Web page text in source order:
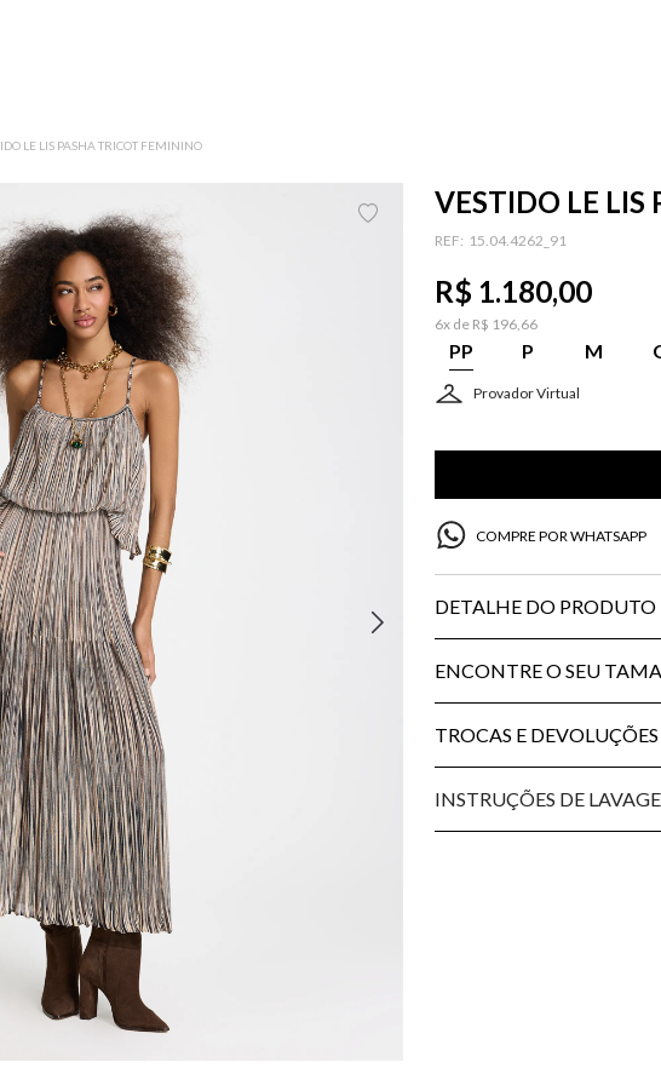
LE LIS PASHA TRICOT FEMININO
VESTIDO LE
: 15.04.4262_91
R$ 1.180,00
6x de R$ 196,66
PP P M
Provador Virtual
COMPRE POR WHATSAPP
DETALHE DO PRODUTO
ENCONTRE O SEU
TROCAS E DEVOLUÇÕES
INSTRUÇÕES DE